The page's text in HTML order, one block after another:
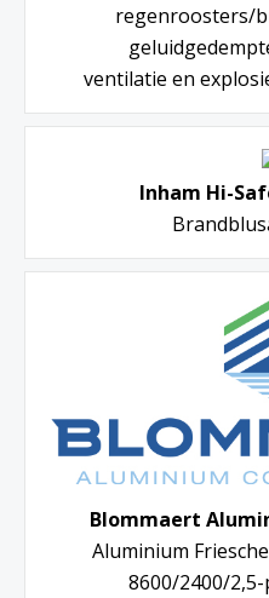
regenroosters/
ventilatie en
Inham Hi-
Blommaert
Aluminium
8600/2400/